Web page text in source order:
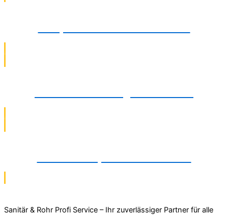
Sanitär & Rohr Profi Service – Ihr zuverlässiger Partner für alle